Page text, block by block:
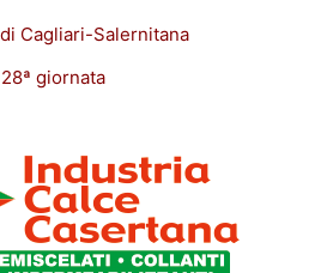
Cagliari-Salernitana
giornata